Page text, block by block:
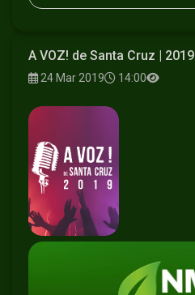
A VOZ! de Santa Cruz | 2019
24 Mar 2019 14:00